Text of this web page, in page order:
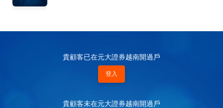
貴顧客已在元大證券越南開過戶
登入
貴顧客未在元大證券越南開過戶